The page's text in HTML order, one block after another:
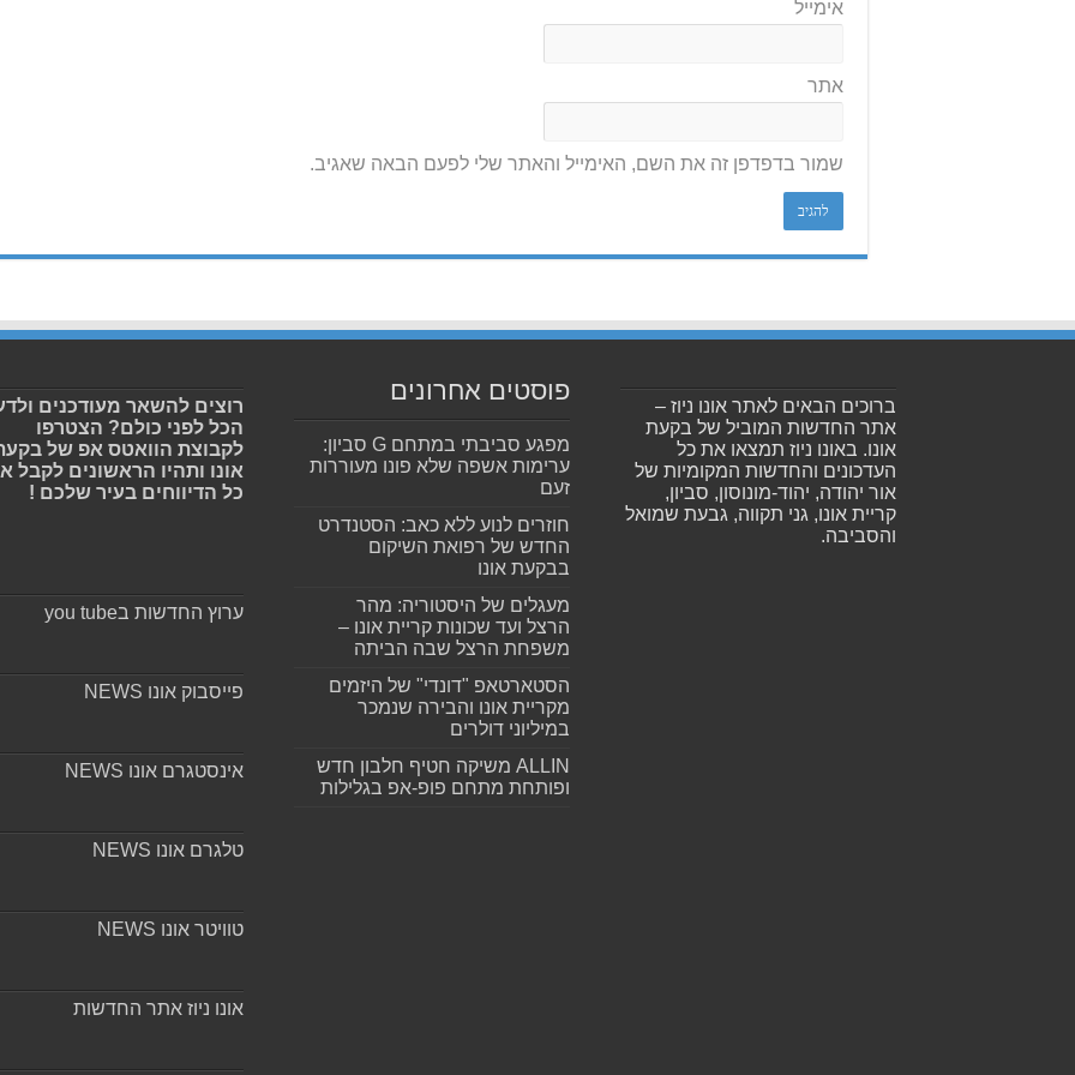
אימייל
אתר
שמור בדפדפן זה את השם, האימייל והאתר שלי לפעם הבאה שאגיב.
ברוכים הבאים לאתר אונו ניוז –
אתר החדשות המוביל של בקעת
אונו. באונו ניוז תמצאו את כל
העדכונים והחדשות המקומיות של
אור יהודה, יהוד-מונוסון, סביון,
קריית אונו, גני תקווה, גבעת שמואל
והסביבה.
פוסטים אחרונים
מפגע סביבתי במתחם G סביון:
ערימות אשפה שלא פונו מעוררות
זעם
חוזרים לנוע ללא כאב: הסטנדרט
החדש של רפואת השיקום
בבקעת אונו
מעגלים של היסטוריה: מהר
הרצל ועד שכונות קריית אונו –
משפחת הרצל שבה הביתה
הסטארטאפ "דונדי" של היזמים
מקריית אונו והבירה שנמכר
במיליוני דולרים
ALLIN משיקה חטיף חלבון חדש
ופותחת מתחם פופ-אפ בגלילות
רוצים להשאר מעודכנים
הכל לפני כולם? הצטרפו
לקבוצת הוואטס אפ של
אונו ותהיו הראשונים לקבל
כל הדיווחים בעיר שלכם !
ערוץ החדשות בyou tube
פייסבוק אונו NEWS
אינסטגרם אונו NEWS
טלגרם אונו NEWS
טוויטר אונו NEWS
אונו ניוז אתר החדשות